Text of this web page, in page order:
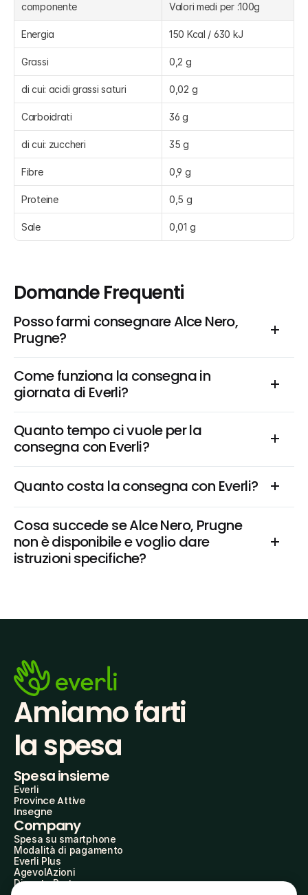
componente Valori medi per :100g
Energia 150 Kcal / 630 kJ
Grassi 0,2 g
di cui: acidi grassi saturi 0,02 g
Carboidrati 36 g
di cui: zuccheri 35 g
Fibre 0,9 g
Proteine 0,5 g
Sale 0,01 g
Domande Frequenti
Posso farmi consegnare Alce Nero,
Prugne?
Come funziona la consegna in
giornata di Everli?
Quanto tempo ci vuole per la
consegna con Everli?
Quanto costa la consegna con Everli?
Cosa succede se Alce Nero, Prugne
non è disponibile e voglio dare
istruzioni specifiche?
Amiamo farti
la spesa
Spesa insieme
Everli
Province Attive
Insegne
Company
Spesa su smartphone
Modalità di pagamento
Everli Plus
AgevolAzioni
Diventa Partner